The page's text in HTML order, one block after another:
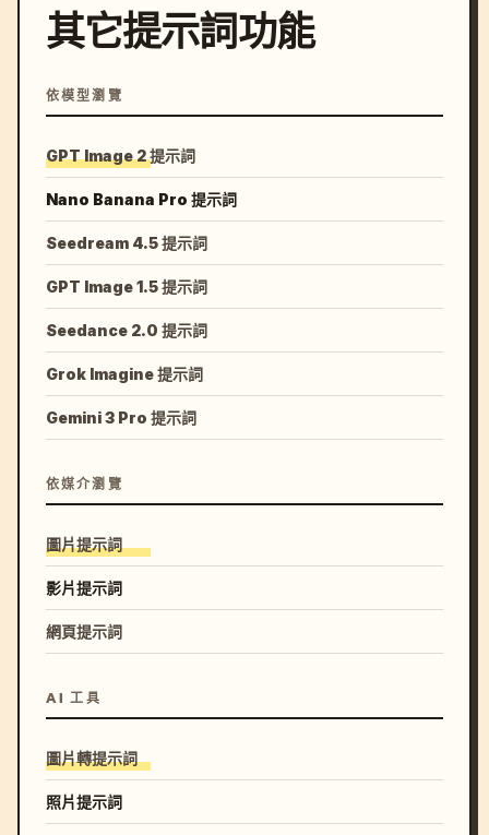
新郎需要露出清晰 3/4 正脸，不能只剩一个模糊侧脸。
表情上，新娘安静、端庄、含蓄带一点淡笑；新郎专注、温
动作互动要像婚礼前整理仪容的瞬间，克制、自然、亲密但
不夸张。
手部动作、服装刺绣细节。
光影用柔和侧光和暖色环境光，珍珠和金饰要有细腻反光，
画面精致、安静。
请生成一张 明制婚礼揭盖头仪式照。
场景为红色婚房内景，背景有喜字、红色床帐、明式木窗、
新娘坐在婚床或婚榻边，穿完整明制大红婚服与凤冠霞帔，
新郎站在她正前方微微俯身，穿大红圆领袍，双手轻轻掀起
红盖头一角。
红盖头半遮半露，露出新娘的妆面、红唇和安静克制的眼
神。
眼神关系是 新娘从盖头下轻轻看向新郎，新郎专注看向新
娘。
表情上，新娘有一点羞涩和含笑；新郎温柔、郑重、略带惊
构图为 中景竖构图，红盖头成为视觉中心，人物距离比前
几张更近一些，但仍然克制。
冠、红纱、面部细节都清楚。
Prompt 05｜合卺酒仪式
其它提示詞功能
依模型瀏覽
GPT Image 2 提示詞
Nano Banana Pro 提示詞
Seedream 4.5 提示詞
GPT Image 1.5 提示詞
Seedance 2.0 提示詞
Grok Imagine 提示詞
Gemini 3 Pro 提示詞
依媒介瀏覽
圖片提示詞
影片提示詞
網頁提示詞
AI 工具
圖片轉提示詞
照片提示詞